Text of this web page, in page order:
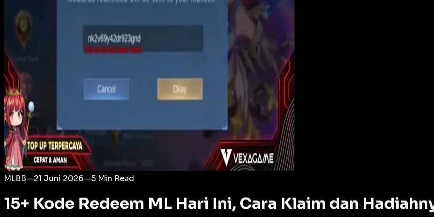
MLBB—21 Juni 2026—5 Min Read
15+ Kode Redeem ML Hari Ini, Cara Klaim dan